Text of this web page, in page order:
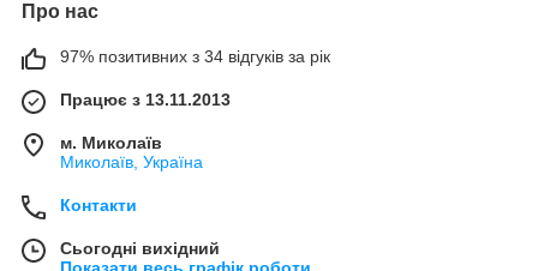
Про нас
97% позитивних з 34 відгуків за рік
Працює з 13.11.2013
м. Миколаїв
Миколаїв, Україна
Контакти
Сьогодні вихідний